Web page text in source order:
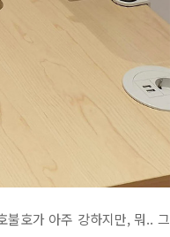
호가 아주 강하지만, 뭐.. 그